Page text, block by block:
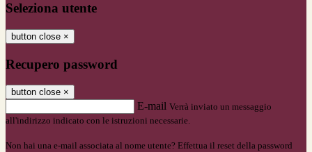
Seleziona utente
button close ×
Recupero password
button close ×
E-mail Verrà inviato un messaggio
all'indirizzo indicato con le istruzioni necessarie.
Non hai una e-mail associata al nome utente? Effettua il reset della password